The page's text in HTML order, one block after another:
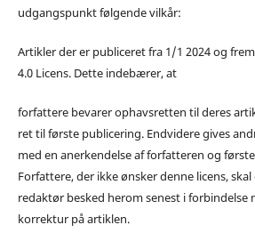
udgangspunkt følgende vilkår:
Artikler der er publiceret fra 1/1 2024 og
4.0 Licens. Dette indebærer, at
forfattere bevarer ophavsretten til deres
ret til første publicering. Endvidere gives
med en anerkendelse af forfatteren og
Forfattere, der ikke ønsker denne licens,
redaktør besked herom senest i forbindelse
korrektur på artiklen.